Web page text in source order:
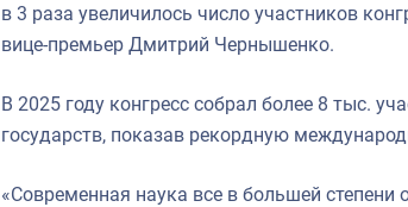
в 3 раза увеличилось число участников
вице-премьер Дмитрий Чернышенко.
В 2025 году конгресс собрал более 8 тыс.
государств, показав рекордную
«Современная наука все в большей степени